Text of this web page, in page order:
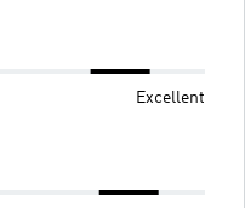
Excellent